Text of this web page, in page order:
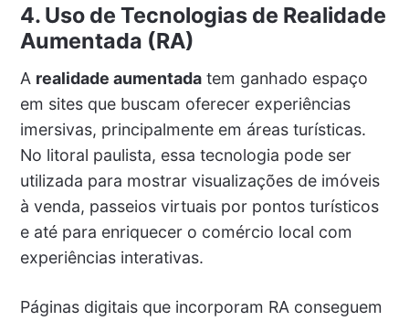
4. Uso de Tecnologias de Realidade
Aumentada (RA)
A realidade aumentadatem ganhado espaço
em sites que buscam oferecer experiências
imersivas, principalmente em áreas turísticas.
No litoral paulista, essa tecnologia pode ser
utilizada para mostrar visualizações de imóveis
à venda, passeios virtuais por pontos turísticos
e até para enriquecer o comércio local com
experiências interativas.
Páginas digitais que incorporam RA conseguem